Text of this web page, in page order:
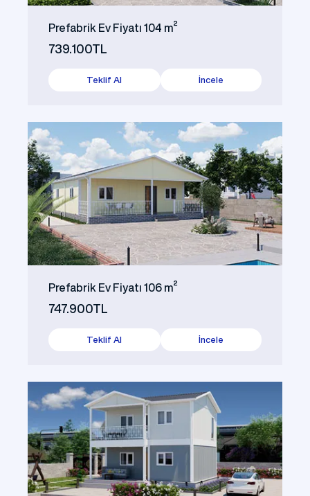
Prefabrik Ev Fiyatı 104 m²
739.100TL
Teklif Al İncele
Prefabrik Ev Fiyatı 106 m²
747.900TL
Teklif Al İncele